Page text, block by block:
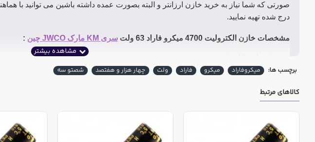
صورتی که شما نیاز به خرید خازن ارزانتر و البته بصورت عمده داشته باشین می توانید با
درج شده تهیه نمایید.
مشخصات خازن الکترولیت 4700 میکرو فاراد 63 ولت سری KM مارک JWCO چین :
قطر : 22 میلی متر
دما : 105 درجه سانتی گراد
کشور سازنده : چین
برچسب ها: میکروفاراد میکرو فاراد ولت چهار هزار و هفتصد شصتو سه
کالاهای مرتبط